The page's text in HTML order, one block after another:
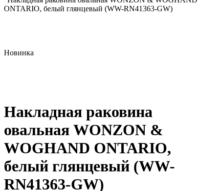
ONTARIO, белый глянцевый (WW-RN41363-GW)
Новинка
Накладная раковина
овальная WONZON &
WOGHAND ONTARIO,
белый глянцевый (WW-
RN41363-GW)